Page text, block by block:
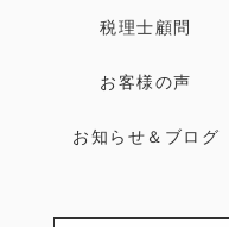
税理士顧問
お客様の声
お知らせ＆ブログ